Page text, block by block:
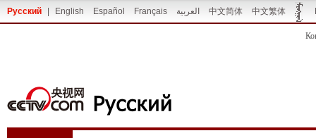
Русский English Español Français العربية 中文简体 中文繁体